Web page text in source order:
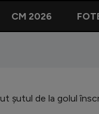
CM 2026
șutul de la golul